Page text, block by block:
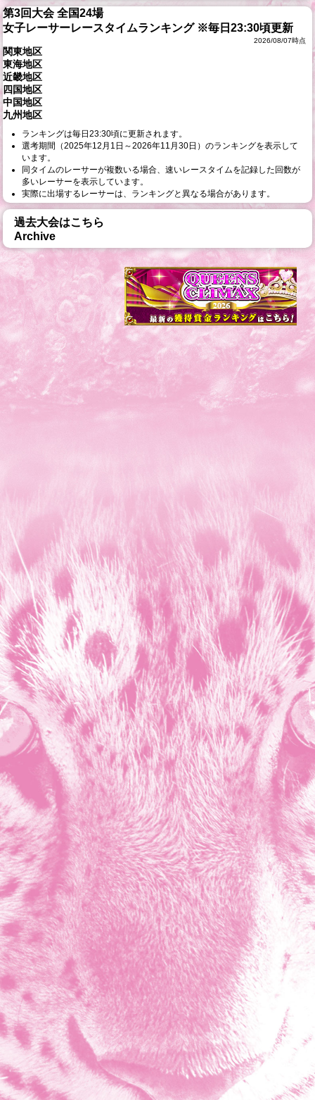
第3回大会 全国24場
女子レーサーレースタイムランキング※毎日23:30頃更新
2026/08/07時点
関東地区
東海地区
近畿地区
四国地区
中国地区
九州地区
ランキングは毎日23:30頃に更新されます。
選考期間（2025年12月1日～2026年11月30日）のランキングを表示して
います。
同タイムのレーサーが複数いる場合、速いレースタイムを記録した回数が
多いレーサーを表示しています。
実際に出場するレーサーは、ランキングと異なる場合があります。
過去大会はこちら
Archive